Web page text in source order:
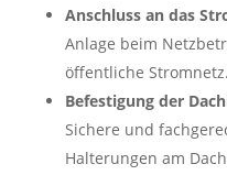
Anschluss an das
Anlage beim
öffentliche Stromnetz.
Befestigung der
Sichere und
Halterungen am